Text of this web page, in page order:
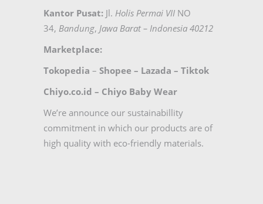
Kantor Pusat: Jl. Holis Permai VII NO
34, Bandung, Jawa Barat – Indonesia 40212
Marketplace:
Tokopedia – Shopee – Lazada – Tiktok
Chiyo.co.id – Chiyo Baby Wear
We’re announce our sustainabillity
commitment in which our products are of
high quality with eco-friendly materials.